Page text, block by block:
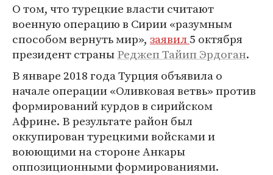
О том, что турецкие власти считают
военную операцию в Сирии «разумным
способом вернуть мир», заявил5 октября
президент страныРеджеп Тайип Эрдоган.
В январе 2018 года Турция объявила о
начале операции «Оливковая ветвь» против
формирований курдов в сирийском
Африне. В результате район был
оккупирован турецкими войсками и
воюющими на стороне Анкары
оппозиционными формированиями.